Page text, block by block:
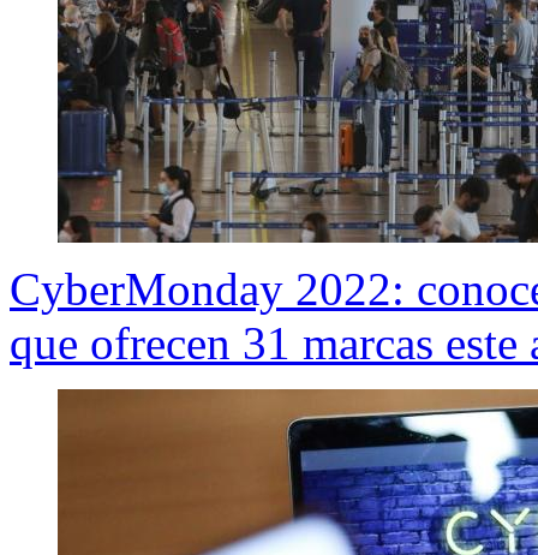
CyberMonday 2022:
que ofrecen 31 marcas este